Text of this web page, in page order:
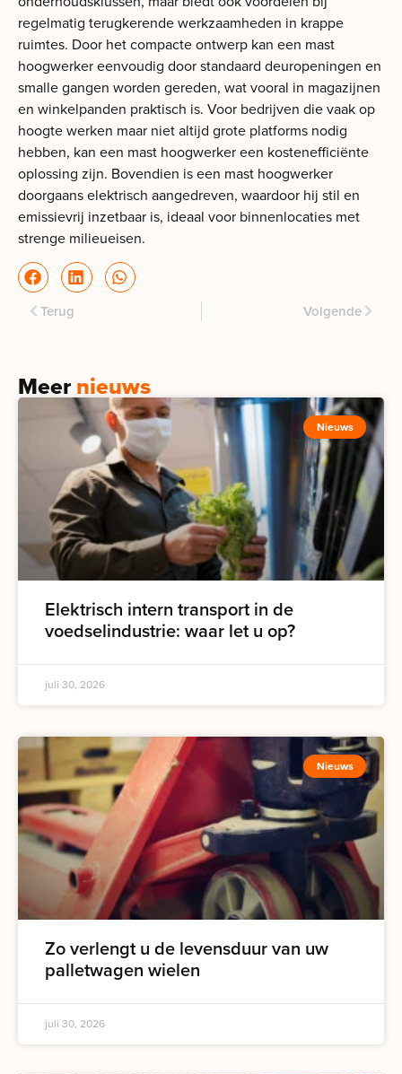
regelmatig terugkerende werkzaamheden in krappe
ruimtes. Door het compacte ontwerp kan een mast
hoogwerker eenvoudig door standaard deuropeningen en
smalle gangen worden gereden, wat vooral in magazijnen
en winkelpanden praktisch is. Voor bedrijven die vaak op
hoogte werken maar niet altijd grote platforms nodig
hebben, kan een mast hoogwerker een kostenefficiënte
oplossing zijn. Bovendien is een mast hoogwerker
doorgaans elektrisch aangedreven, waardoor hij stil en
emissievrij inzetbaar is, ideaal voor binnenlocaties met
strenge milieueisen.
Terug Volgende
Meernieuws
Nieuws
Elektrisch intern transport in de
voedselindustrie: waar let u op?
juli 30, 2026
Nieuws
Zo verlengt u de levensduur van uw
palletwagen wielen
juli 30, 2026